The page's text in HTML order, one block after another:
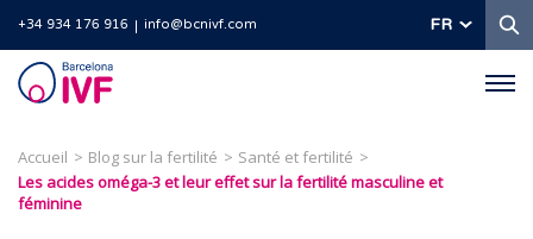
+34 934 176 916 info@bcnivf.com FR
Barcelona
IVF
Accueil Blog sur la fertilité
Santé et fertilité
Les acides oméga-3 et leur effet sur la fertilité masculine et
féminine